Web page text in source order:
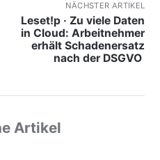
NÄCHSTER ARTIKEL
Leset!p · Zu viele Daten
in Cloud: Arbeitnehmer
erhält Schadenersatz
nach der DSGVO
Artikel